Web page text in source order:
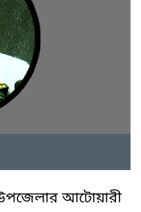
আটোয়ারী